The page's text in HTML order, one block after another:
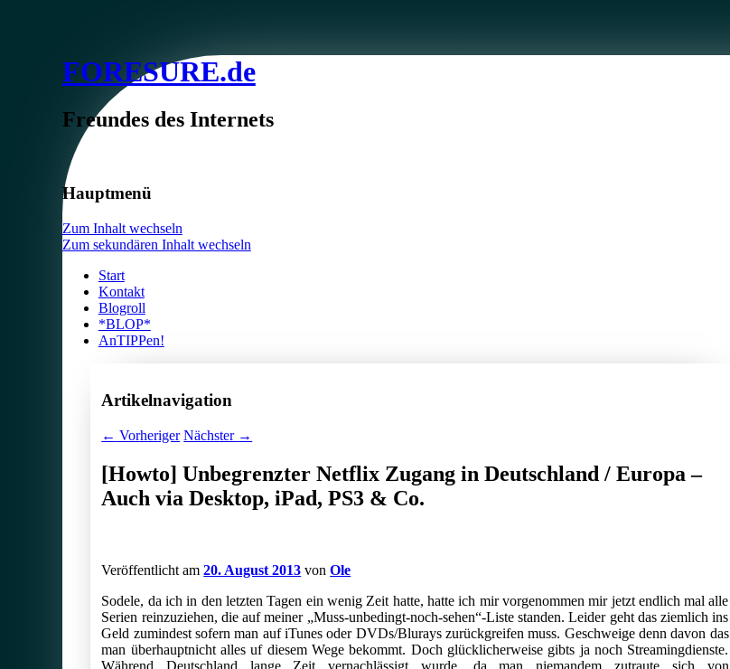
FORESURE.de
Freundes des Internets
Hauptmenü
Zum Inhalt wechseln
Zum sekundären Inhalt wechseln
Start
Kontakt
Blogroll
*BLOP*
AnTIPPen!
Artikelnavigation
← Vorheriger Nächster →
[Howto] Unbegrenzter Netflix Zugang in Deutschland / Europa –
Auch via Desktop, iPad, PS3 & Co.
Veröffentlicht am20. August 2013 vonOle
Sodele, da ich in den letzten Tagen ein wenig Zeit hatte, hatte ich mir vorgenommen mir jetzt endlich mal alle
Serien reinzuziehen, die auf meiner „Muss-unbedingt-noch-sehen“-Liste standen. Leider geht das ziemlich ins
Geld zumindest sofern man auf iTunes oder DVDs/Blurays zurückgreifen muss. Geschweige denn davon das
man überhauptnicht alles uf diesem Wege bekommt. Doch glücklicherweise gibts ja noch Streamingdienste.
Während Deutschland lange Zeit vernachlässigt wurde, da man niemandem zutraute sich von